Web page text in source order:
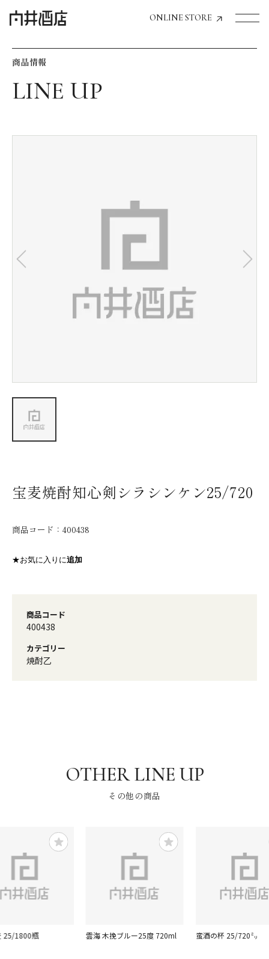
ONLINE STORE
飲食店経営のお客様
お気に入り機能の活用方法
会社情報
商品情報
宝麦焼酎知心剣シラシンケン25/720
商品コード： 400438
★お気に入りに追加
商品コード
400438
カテゴリー
焼酎乙
その他の商品
25/1800瓶 雲海 木挽ブルー25度 720ml 蛮酒の杯 25/720㍉